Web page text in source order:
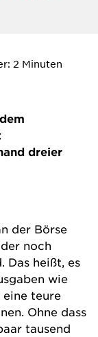
2 Minuten
dreier
der Börse
noch
Das heißt, es
wie
eine teure
Ohne dass
tausend